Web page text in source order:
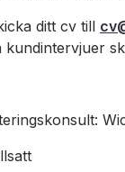
ditt cv till
kundintervjuer